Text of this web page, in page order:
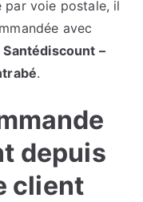
par voie postale, il
avec
Santédiscount –
.
depuis
client